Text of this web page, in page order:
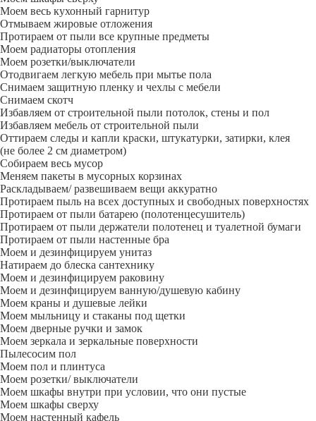
Моем весь кухонный гарнитур
Отмываем жировые отложения
Протираем от пыли все крупные предметы
Моем радиаторы отопления
Моем розетки/выключатели
Отодвигаем легкую мебель при мытье пола
Снимаем защитную пленку и чехлы с мебели
Снимаем скотч
Избавляем от строительной пыли потолок, стены и пол
Избавляем мебель от строительной пыли
Оттираем следы и капли краски, штукатурки, затирки, клея
(не более 2 см диаметром)
Собираем весь мусор
Меняем пакеты в мусорных корзинах
Раскладываем/ развешиваем вещи аккуратно
Протираем пыль на всех доступных и свободных поверхностях
Протираем от пыли батарею (полотенцесушитель)
Протираем от пыли держатели полотенец и туалетной бумаги
Протираем от пыли настенные бра
Моем и дезинфицируем унитаз
Натираем до блеска сантехнику
Моем и дезинфицируем раковину
Моем и дезинфицируем ванную/душевую кабину
Моем краны и душевые лейки
Моем мыльницу и стаканы под щетки
Моем дверные ручки и замок
Моем зеркала и зеркальные поверхности
Пылесосим пол
Моем пол и плинтуса
Моем розетки/ выключатели
Моем шкафы внутри при условии, что они пустые
Моем шкафы сверху
Моем настенный кафель